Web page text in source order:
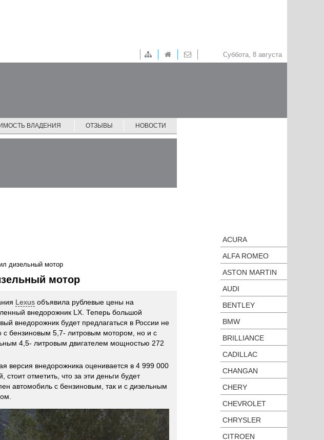
Суббота, 8 августа
ВЛАДЕНИЯ ОТЗЫВЫ НОВОСТИ
дизельный мотор
мотор
Lexus объявила рублевые цены на
внедорожник LX. Теперь большой
внедорожник будет предлагаться в России не
с бензиновым 5,7- литровым мотором, но и с
4,5- литровым двигателем мощностью 272
версия внедорожника оценивается в 4 999 000
стоит отметить, что за эти деньги будет
автомобиль с бензиновым, так и с дизельным
ACURA
ALFA ROMEO
ASTON MARTIN
AUDI
BENTLEY
BMW
BRILLIANCE
CADILLAC
CHANGAN
CHERY
CHEVROLET
CHRYSLER
CITROEN